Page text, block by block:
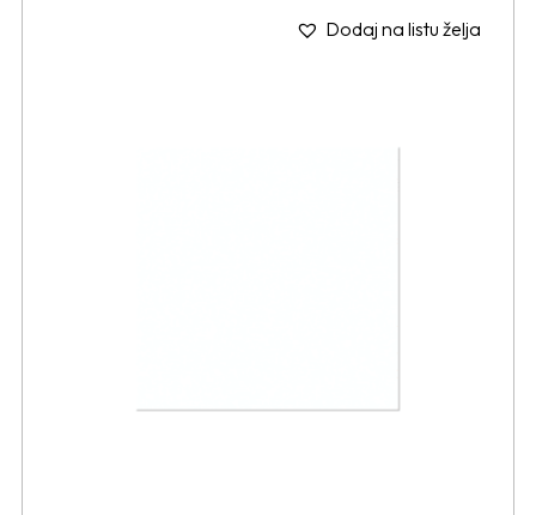
Dodaj na listu želja